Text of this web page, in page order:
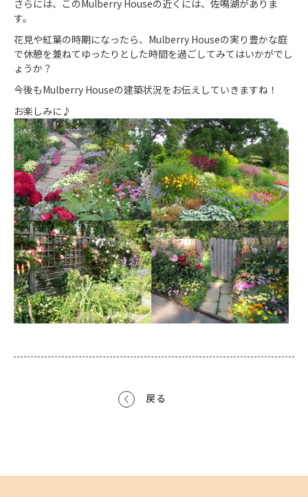
さらには、このMulberry Houseの近くには、佐鳴湖がありま
す。
花見や紅葉の時期になったら、Mulberry Houseの実り豊かな庭
で休憩を兼ねてゆったりとした時間を過ごしてみてはいかがでし
ょうか？
今後もMulberry Houseの建築状況をお伝えしていきますね！
お楽しみに♪
戻る